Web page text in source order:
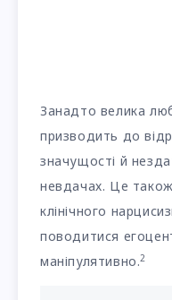
Занадто велика
призводить до
значущості й
невдачах. Це
клінічного
поводитися
маніпулятивно.2